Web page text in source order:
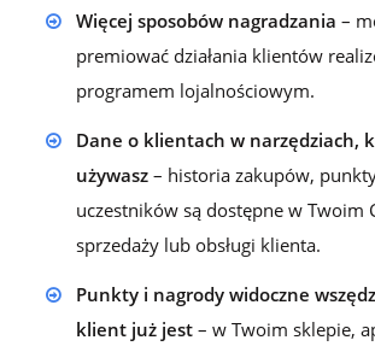
Więcej sposobów nagradzania –
premiować działania klientów
programem lojalnościowym.
Dane o klientach w narzędziach,
używasz– historia zakupów,
uczestników są dostępne w Twoim
sprzedaży lub obsługi klienta.
Punkty i nagrody widoczne
klient już jest– w Twoim sklepie,